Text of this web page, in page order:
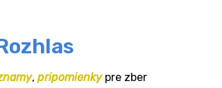
, pripomienkypre zber